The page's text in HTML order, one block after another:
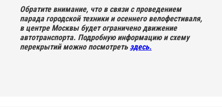
Обратите внимание, что в связи с проведением
парада городской техники и осеннего велофестиваля,
в центре Москвы будет ограничено движение
автотранспорта. Подробную информацию и схему
перекрытий можно посмотреть здесь.